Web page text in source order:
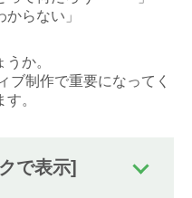
らない」
か。
ブ制作で重要になってく
。
で表示]